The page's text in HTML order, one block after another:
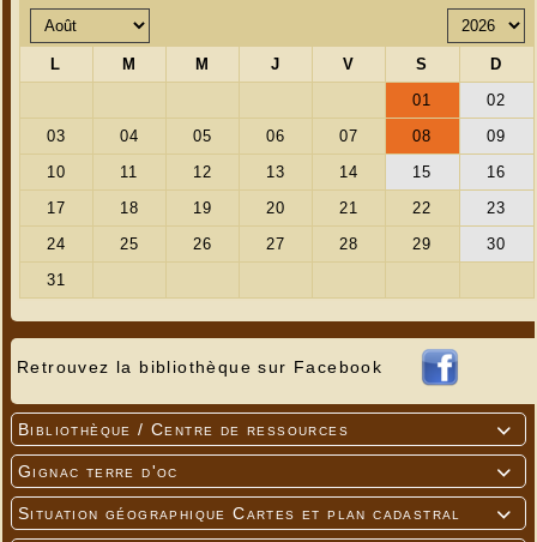
Retrouvez la bibliothèque sur Facebook

Bibliothèque / Centre de ressources

Gignac terre d'oc

Situation géographique Cartes et plan cadastral